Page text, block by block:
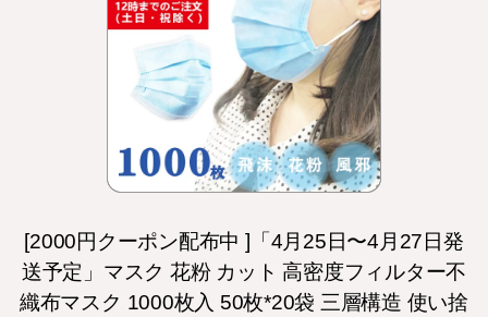
[2000円クーポン配布中 ]「4月25日〜4月27日発
送予定」マスク 花粉 カット 高密度フィルター不
織布マスク 1000枚入 50枚*20袋 三層構造 使い捨